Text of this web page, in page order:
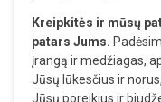
Kreipkitės ir mūsų
patars Jums.
įrangą ir medžiagas,
Jūsų lūkesčius ir
Jūsų poreikius ir